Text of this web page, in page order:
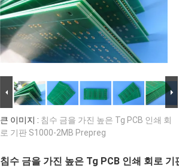
큰 이미지 : 침수 금을 가진 높은 Tg PCB 인쇄 회
로 기판 S1000-2MB Prepreg
침수 금을 가진 높은 Tg PCB 인쇄 회로